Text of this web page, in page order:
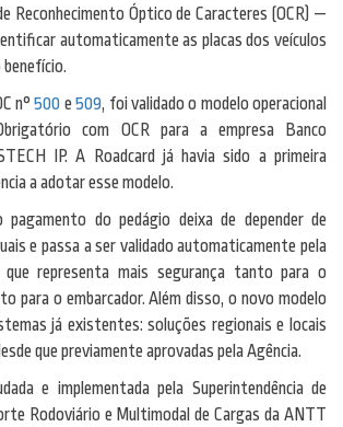
Reconhecimento Óptico de Caracteres (OCR) —
automaticamente as placas dos veículos
n°500 e509, foi validado o modelo operacional
com OCR para a empresa Banco
IP. A Roadcard já havia sido a primeira
a adotar esse modelo.
pagamento do pedágio deixa de depender de
e passa a ser validado automaticamente pela
que representa mais segurança tanto para o
para o embarcador. Além disso, o novo modelo
já existentes: soluções regionais e locais
que previamente aprovadas pela Agência.
e implementada pela Superintendência de
Rodoviário e Multimodal de Cargas da ANTT